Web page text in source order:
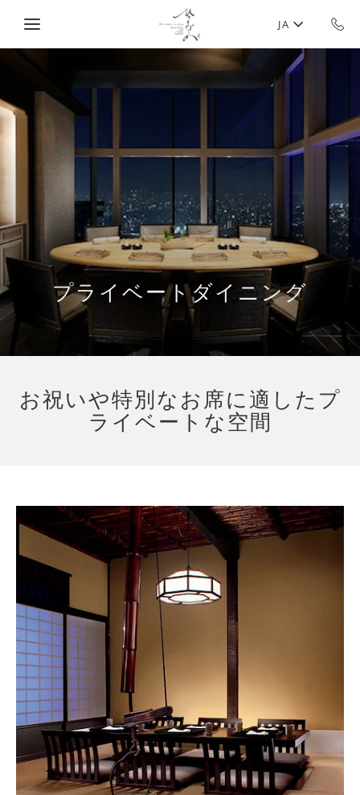
Skip to main content
JA
プライベートダイニング
お祝いや特別なお席に適したプ
ライベートな空間